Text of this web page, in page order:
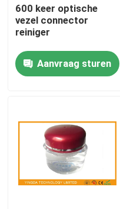
Huis
Producten
Fabrieksreis
Kwaliteitscontrole
600 keer optische
vezel connector
reiniger
Aanvraag sturen